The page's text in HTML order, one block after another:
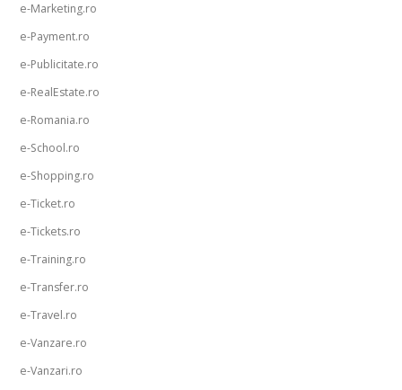
e-Marketing.ro
e-Payment.ro
e-Publicitate.ro
e-RealEstate.ro
e-Romania.ro
e-School.ro
e-Shopping.ro
e-Ticket.ro
e-Tickets.ro
e-Training.ro
e-Transfer.ro
e-Travel.ro
e-Vanzare.ro
e-Vanzari.ro